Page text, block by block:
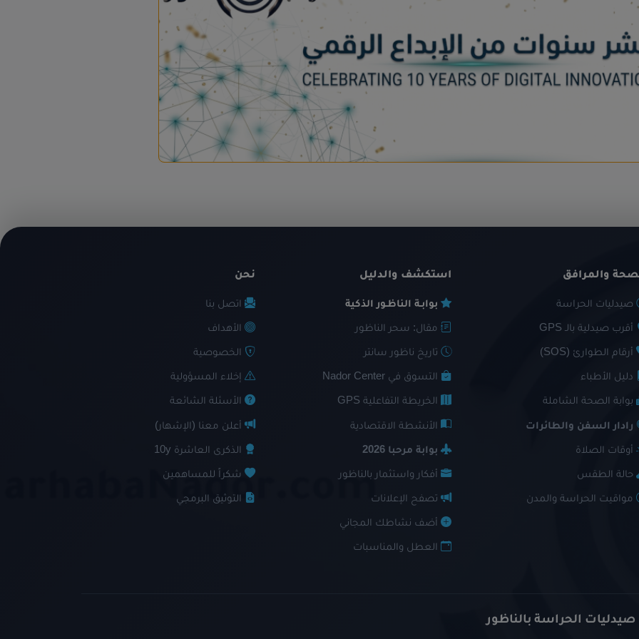
والمرافق
صيدليات الحراسة
أقرب صيدلية بالـ GPS
أرقام الطوارئ (SOS)
دليل الأطباء
بوابة الصحة الشاملة
رادار السفن والطائرات
أوقات الصلاة
حالة الطقس
مواقيت الحراسة والمدن
استكشف والدليل
بوابـة الناظـور الذكية
مقال: سحر الناظور
تاريخ ناظور سانتر
التسوق في Nador Center
الخريطة التفاعلية GPS
الأنشطة الاقتصادية
بوابة مرحبا 2026
أفكار واستثمار بالناظور
تصفح الإعلانات
أضف نشاطك المجاني
العطل والمناسبات
نحن
اتصل بنا
الأهداف
الخصوصية
إخلاء المسؤولية
الأسئلة الشائعة
أعلن معنا (الإشهار)
الذكرى العاشرة 10y
شكراً للمساهمين
التوثيق البرمجي
صيدليات الحراسة بالناظور